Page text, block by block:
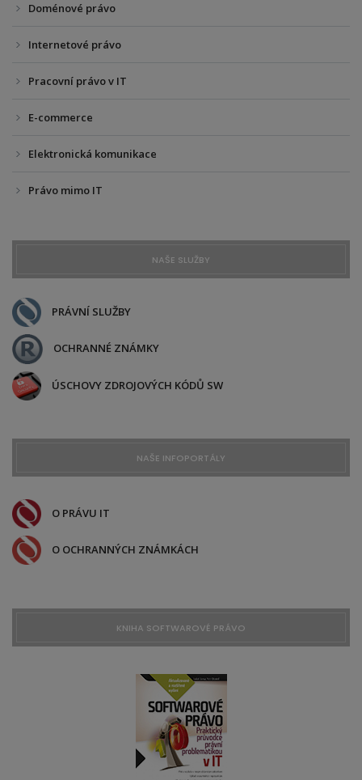
Doménové právo
Internetové právo
Pracovní právo v IT
E-commerce
Elektronická komunikace
Právo mimo IT
NAŠE SLUŽBY
PRÁVNÍ SLUŽBY
OCHRANNÉ ZNÁMKY
ÚSCHOVY ZDROJOVÝCH KÓDŮ SW
NAŠE INFOPORTÁLY
O PRÁVU IT
O OCHRANNÝCH ZNÁMKÁCH
KNIHA SOFTWAROVÉ PRÁVO